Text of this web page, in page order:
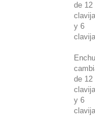
de 12
y 6
de 12
y 6